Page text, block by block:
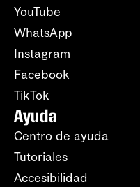
YouTube
WhatsApp
Instagram
Facebook
TikTok
Ayuda
Centro de ayuda
Tutoriales
Accesibilidad